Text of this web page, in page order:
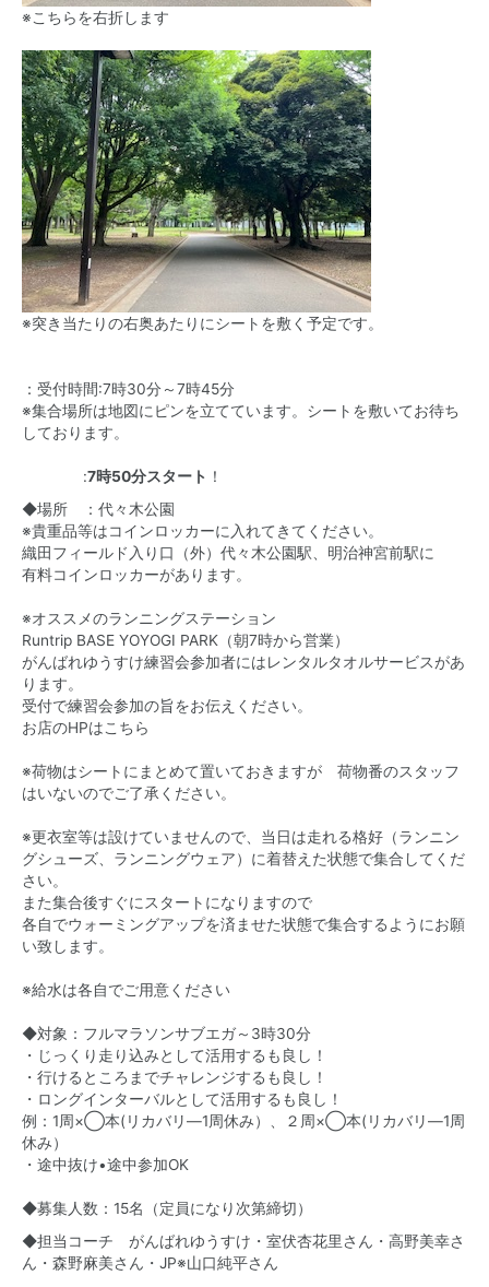
※こちらを右折します
※突き当たりの右奥あたりにシートを敷く予定です。
：受付時間:7時30分～7時45分
※集合場所は地図にピンを立てています。シートを敷いてお待ち
しております。
:7時50分スタート ！
◆場所 ：代々木公園
※貴重品等はコインロッカーに入れてきてください。
織田フィールド入り口（外）代々木公園駅、明治神宮前駅に
有料コインロッカーがあります。
※オススメのランニングステーション
Runtrip BASE YOYOGI PARK（朝7時から営業）
がんばれゆうすけ練習会参加者にはレンタルタオルサービスがあ
ります。
受付で練習会参加の旨をお伝えください。
お店のHPはこちら
※荷物はシートにまとめて置いておきますが 荷物番のスタッフ
はいないのでご了承ください。
※更衣室等は設けていませんので、当日は走れる格好（ランニン
グシューズ、ランニングウェア）に着替えた状態で集合してくだ
さい。
また集合後すぐにスタートになりますので
各自でウォーミングアップを済ませた状態で集合するようにお願
い致します。
※給水は各自でご用意ください
◆対象：フルマラソンサブエガ～3時30分
・じっくり走り込みとして活用するも良し！
・行けるところまでチャレンジするも良し！
・ロングインターバルとして活用するも良し！
例：1周×◯本(リカバリ―1周休み）、２周×◯本(リカバリ―1周
休み）
・途中抜け•途中参加OK
◆募集人数：15名（定員になり次第締切）
◆担当コーチ がんばれゆうすけ・室伏杏花里さん・高野美幸さ
ん・森野麻美さん・JP※山口純平さん